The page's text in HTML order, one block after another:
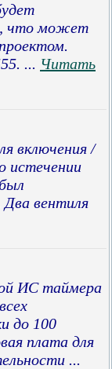
что может
... Читать
включения /
истечении
Два вентиля
ИС таймера
до 100
плата для
...